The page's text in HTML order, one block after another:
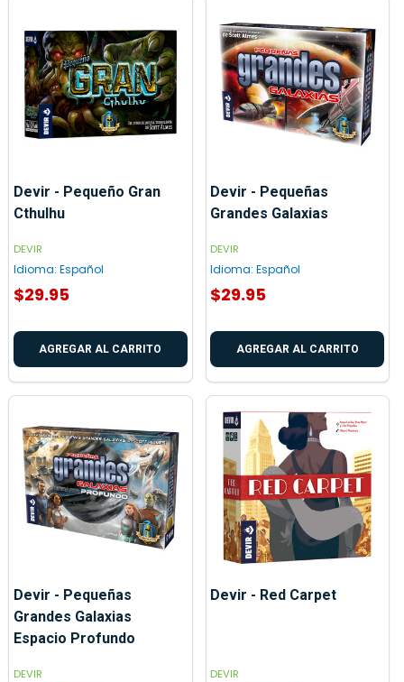
Devir - Pequeño Gran
Cthulhu
DEVIR
Idioma: Español
$29.95
AGREGAR AL CARRITO
Devir - Pequeñas
Grandes Galaxias
DEVIR
Idioma: Español
$29.95
AGREGAR AL CARRITO
Devir - Pequeñas
Grandes Galaxias
Espacio Profundo
DEVIR
Devir - Red Carpet
DEVIR